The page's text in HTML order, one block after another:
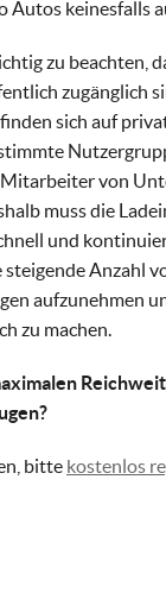
Autos keinesfalls
zu beachten,
zugänglich
sich auf
von
muss die
und
steigende Anzahl
aufzunehmen
zu machen.
bitte kostenlos